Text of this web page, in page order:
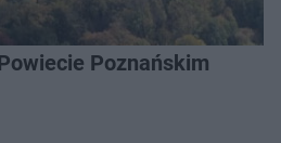
Poznańskim